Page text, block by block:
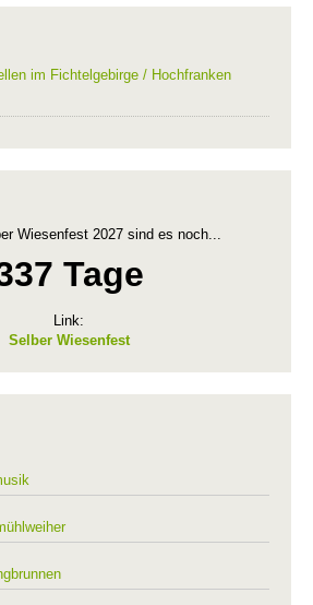
im Fichtelgebirge / Hochfranken
Wiesenfest 2027 sind es noch...
Tage
Link:
Selber Wiesenfest